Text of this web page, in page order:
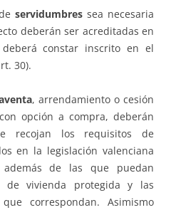
servidumbres sea necesaria
deberán ser acreditadas en
constar inscrito en el
30).
, arrendamiento o cesión
opción a compra, deberán
recojan los requisitos de
en la legislación valenciana
de las que puedan
de vivienda protegida y las
correspondan. Asimismo